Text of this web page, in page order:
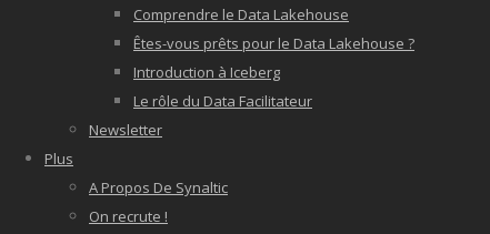
Comprendre le Data Lakehouse
Êtes-vous prêts pour le Data Lakehouse ?
Introduction à Iceberg
Le rôle du Data Facilitateur
Newsletter
Plus
A Propos De Synaltic
On recrute !